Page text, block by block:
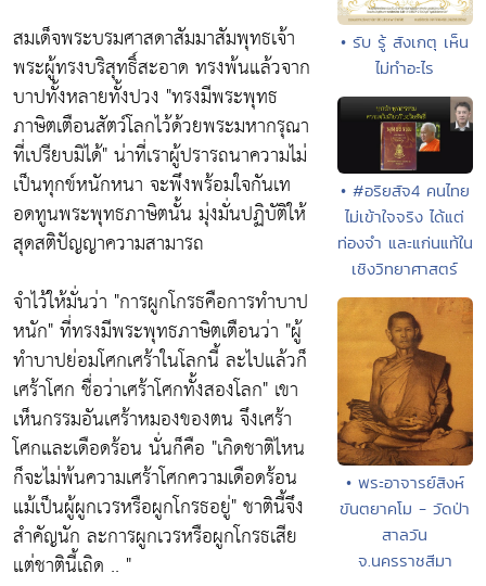
สมเด็จพระบรมศาสดาสัมมาสัมพุทธเจ้า
พระผู้ทรงบริสุทธิ์สะอาด ทรงพ้นแล้วจาก
บาปทั้งหลายทั้งปวง "ทรงมีพระพุทธ
ภาษิตเตือนสัตว์โลกไว้ด้วยพระมหากรุณา
ที่เปรียบมิได้" น่าที่เราผู้ปรารถนาความไม่
เป็นทุกข์หนักหนา จะพึงพร้อมใจกันเท
อดทูนพระพุทธภาษิตนั้น มุ่งมั่นปฏิบัติให้
สุดสติปัญญาความสามารถ
จำไว้ให้มั่นว่า "การผูกโกรธคือการทำบาป
หนัก" ที่ทรงมีพระพุทธภาษิตเตือนว่า "ผู้
ทำบาปย่อมโศกเศร้าในโลกนี้ ละไปแล้วก็
เศร้าโศก ชื่อว่าเศร้าโศกทั้งสองโลก" เขา
เห็นกรรมอันเศร้าหมองของตน จึงเศร้า
โศกและเดือดร้อน นั่นก็คือ "เกิดชาติไหน
ก็จะไม่พ้นความเศร้าโศกความเดือดร้อน
แม้เป็นผู้ผูกเวรหรือผูกโกรธอยู่" ชาตินี้จึง
สำคัญนัก ละการผูกเวรหรือผูกโกรธเสีย
แต่ชาตินี้เถิด .. "
• รับ รู้ สังเกตุ เห็น
ไม่ทำอะไร
• #อริยสัจ4 คนไทย
ไม่เข้าใจจริง ได้แต่
ท่องจำ และแก่นแท้ใน
เชิงวิทยาศาสตร์
• พระอาจารย์สิงห์
ขันตยาคโม - วัดป่า
สาลวัน
จ.นครราชสีมา